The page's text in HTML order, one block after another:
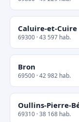
Caluire-et-Cuire
69300 · 43 597 hab.
Bron
69500 · 42 982 hab.
Oullins-Pierre-
69310 · 38 168 hab.